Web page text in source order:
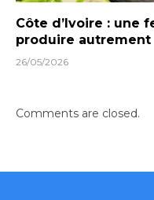
Côte d’Ivoire : une
produire autrement
26/05/2026
Comments are closed.